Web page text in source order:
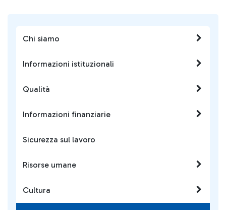
Chi siamo
Informazioni istituzionali
Qualità
Informazioni finanziarie
Sicurezza sul lavoro
Risorse umane
Cultura